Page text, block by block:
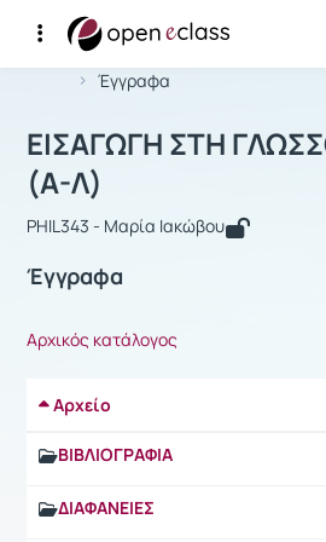
Αρχική Σελίδα
Έγγραφα
Μάθημα : ΕΙΣΑΓΩΓΗ
ΕΙΣΑΓΩΓΗ ΣΤΗ
(Α-Λ)
PHIL343 - Μαρία Ιακώβου
Έγγραφα
Αρχικός κατάλογος
Αρχείο
ΒΙΒΛΙΟΓΡΑΦΙΑ
ΔΙΑΦΑΝΕΙΕΣ